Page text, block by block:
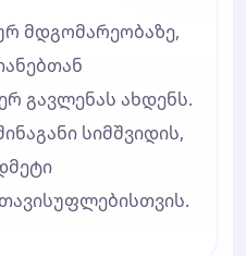
მდგომარეობაზე,
გავლენას ახდენს.
სიმშვიდის,